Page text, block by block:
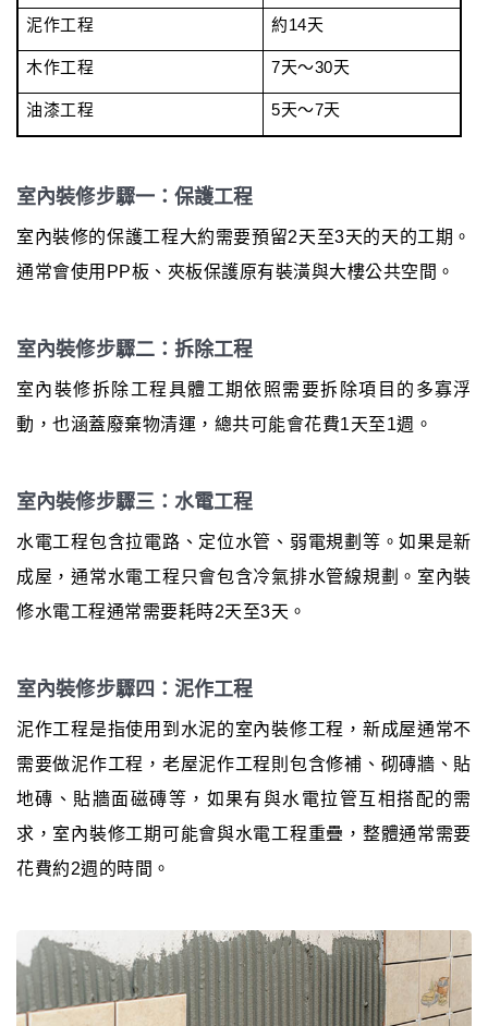
泥作工程 約14天
木作工程 7天～30天
油漆工程 5天～7天
室內裝修步驟一：保護工程
室內裝修的保護工程大約需要預留2天至3天的天的工期。
通常會使用PP板、夾板保護原有裝潢與大樓公共空間。
室內裝修步驟二：拆除工程
室內裝修拆除工程具體工期依照需要拆除項目的多寡浮
動，也涵蓋廢棄物清運，總共可能會花費1天至1週。
室內裝修步驟三：水電工程
水電工程包含拉電路、定位水管、弱電規劃等。如果是新
成屋，通常水電工程只會包含冷氣排水管線規劃。室內裝
修水電工程通常需要耗時2天至3天。
室內裝修步驟四：泥作工程
泥作工程是指使用到水泥的室內裝修工程，新成屋通常不
需要做泥作工程，老屋泥作工程則包含修補、砌磚牆、貼
地磚、貼牆面磁磚等，如果有與水電拉管互相搭配的需
求，室內裝修工期可能會與水電工程重疊，整體通常需要
花費約2週的時間。